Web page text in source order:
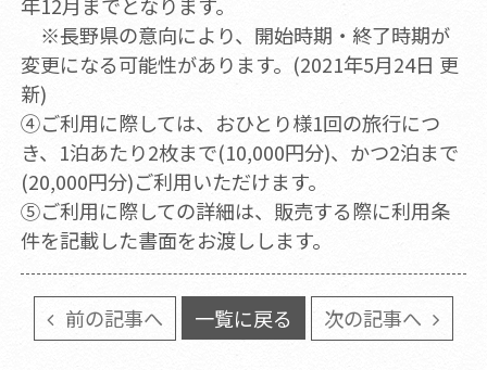
年12月までとなります。
※長野県の意向により、開始時期・終了時期が
変更になる可能性があります。(2021年5月24日 更
新)
④ご利用に際しては、おひとり様1回の旅行につ
き、1泊あたり2枚まで(10,000円分)、かつ2泊まで
(20,000円分)ご利用いただけます。
⑤ご利用に際しての詳細は、販売する際に利用条
件を記載した書面をお渡しします。
前の記事へ 一覧に戻る 次の記事へ